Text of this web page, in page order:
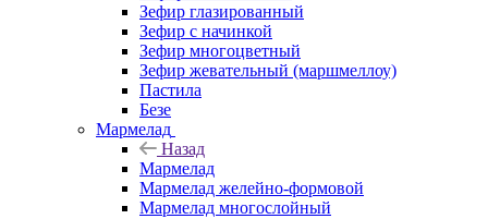
Зефир глазированный
Зефир с начинкой
Зефир многоцветный
Зефир жевательный (маршмеллоу)
Пастила
Безе
Мармелад
Назад
Мармелад
Мармелад желейно-формовой
Мармелад многослойный